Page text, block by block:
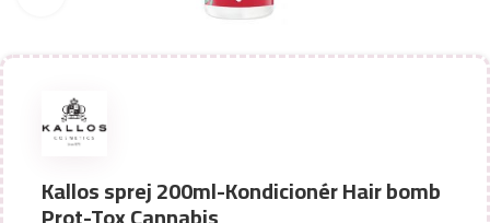
Kallos sprej 200ml-Kondicionér Hair bomb